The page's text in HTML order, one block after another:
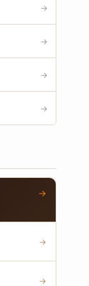
→
→
→
→
→
→
→